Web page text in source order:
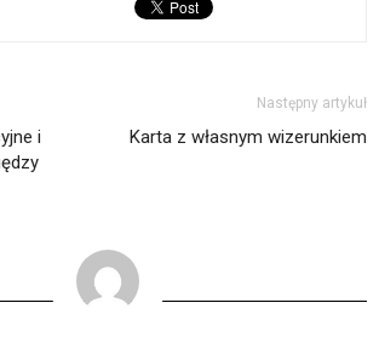
i
Następny artykuł
Karta z własnym wizerunkiem